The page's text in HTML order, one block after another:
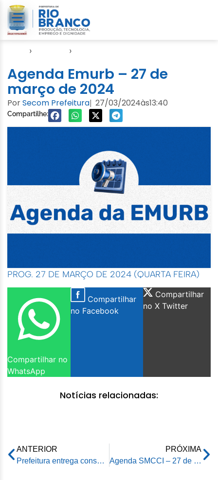
› ›
Agenda Emurb – 27 de
março de 2024
PorSecom Prefeitura| 27/03/2024às13:40
Compartilhe:
PROG. 27 DE MARÇO DE 2024 (QUARTA FEIRA)
Compartilhar no
WhatsApp
Compartilhar
no Facebook
Compartilhar
no X Twitter
Notícias relacionadas:
ANTERIOR
Prefeitura entrega consultório móvel para atendimento de pessoas em situação de rua
PRÓXIMA
Agenda SMCCI – 27 de março de 2024